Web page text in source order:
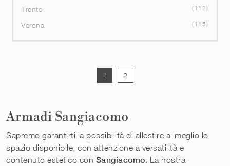
Trento 112
Verona 115
1 2
Armadi Sangiacomo
Sapremo garantirti la possibilità di allestire al meglio lo
spazio disponibile, con attenzione a versatilità e
contenuto estetico con Sangiacomo. La nostra